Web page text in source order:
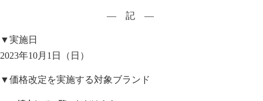
― 記 ―
▼実施日
2023年10月1日（日）
▼価格改定を実施する対象ブランド